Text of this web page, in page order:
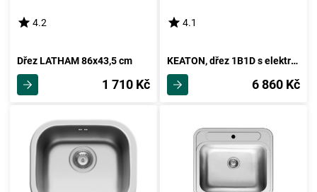
4.2
Dřez LATHAM 86x43,5 cm
1 710 Kč
4.1
KEATON, dřez 1B1D s elektrickým vařičem
6 860 Kč